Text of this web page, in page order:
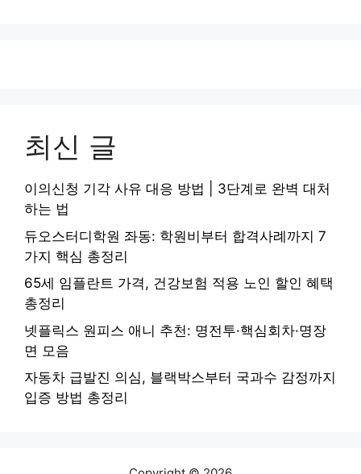
최신 글
이의신청 기각 사유 대응 방법 | 3단계로 완벽 대처
하는 법
듀오스터디학원 좌동: 학원비부터 합격사례까지 7
가지 핵심 총정리
65세 임플란트 가격, 건강보험 적용 노인 할인 혜택
총정리
넷플릭스 원피스 애니 추천: 명전투·핵심회차·명장
면 모음
자동차 급발진 의심, 블랙박스부터 국과수 감정까지
입증 방법 총정리